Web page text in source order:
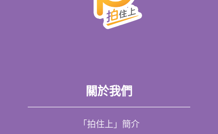
關於我們
「拍住上」簡介